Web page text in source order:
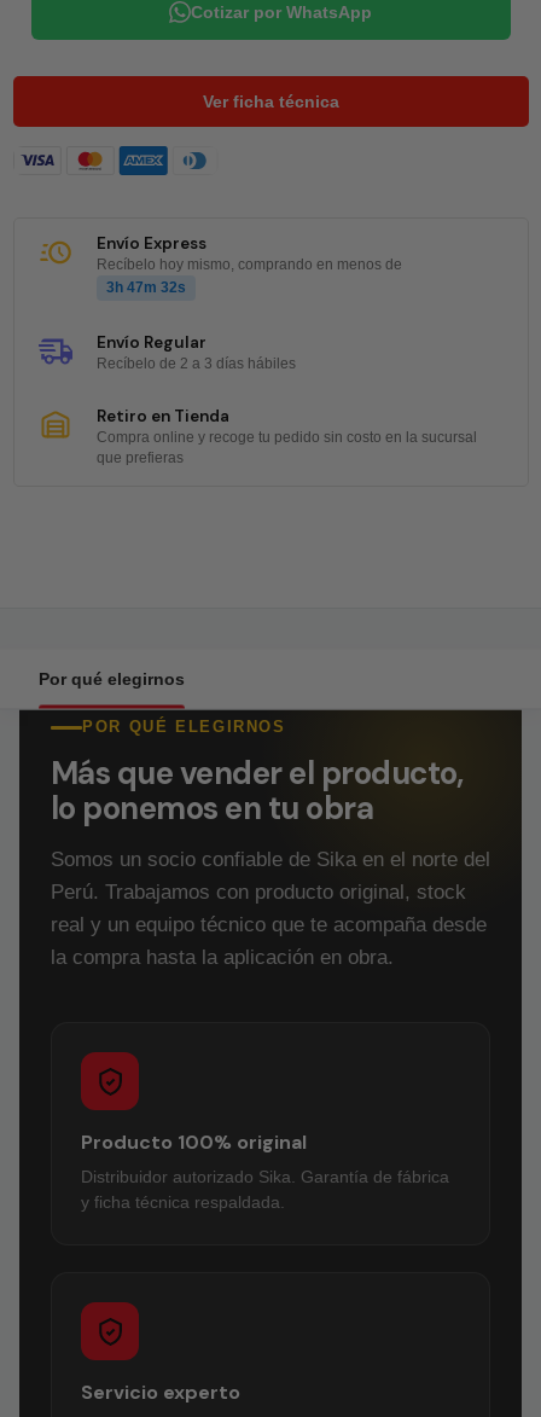
Cotizar por WhatsApp
Ver ficha técnica
Envío Express
Recíbelo hoy mismo, comprando en menos de
3h 47m 32s
Envío Regular
Recíbelo de 2 a 3 días hábiles
Retiro en Tienda
Compra online y recoge tu pedido sin costo en la sucursal
que prefieras
Por qué elegirnos
POR QUÉ ELEGIRNOS
Más que vender el producto,
lo ponemos en tu obra
Somos un socio confiable de Sika en el norte del
Perú. Trabajamos con producto original, stock
real y un equipo técnico que te acompaña desde
la compra hasta la aplicación en obra.
Producto 100% original
Distribuidor autorizado Sika. Garantía de fábrica
y ficha técnica respaldada.
Servicio experto